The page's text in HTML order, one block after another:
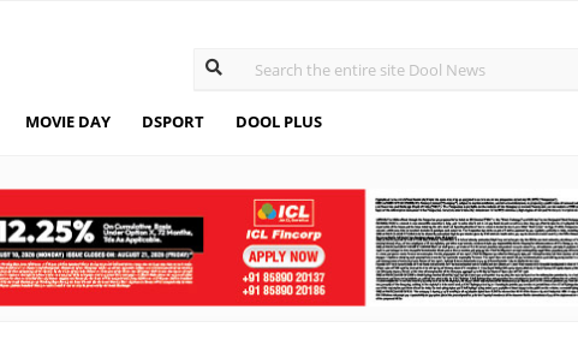
MOVIE DAY DSPORT DOOL PLUS